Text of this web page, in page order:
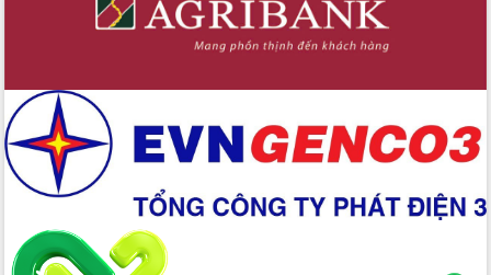
Hội nghị Ban Chấp hành Đảng bộ tỉnh
nhanh tiến độ Tuyến đường bộ ven
biển
Gỡ khó, khởi công xây dựng, sửa chữa
toàn bộ nhà ở cho hộ dân đúng tiến độ
đề ra
UBND tỉnh Đắk Lắk tổng kết công tác
quốc phòng, quân sự địa phương năm
2025